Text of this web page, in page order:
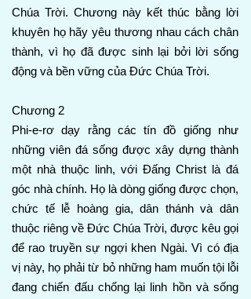
Chúa Trời. Chương này kết thúc bằng lời
khuyên họ hãy yêu thương nhau cách chân
thành, vì họ đã được sinh lại bởi lời sống
động và bền vững của Đức Chúa Trời.
Chương 2
Phi-e-rơ dạy rằng các tín đồ giống như
những viên đá sống được xây dựng thành
một nhà thuộc linh, với Đấng Christ là đá
góc nhà chính. Họ là dòng giống được chọn,
chức tế lễ hoàng gia, dân thánh và dân
thuộc riêng về Đức Chúa Trời, được kêu gọi
để rao truyền sự ngợi khen Ngài. Vì có địa
vị này, họ phải từ bỏ những ham muốn tội lỗi
đang chiến đấu chống lại linh hồn và sống